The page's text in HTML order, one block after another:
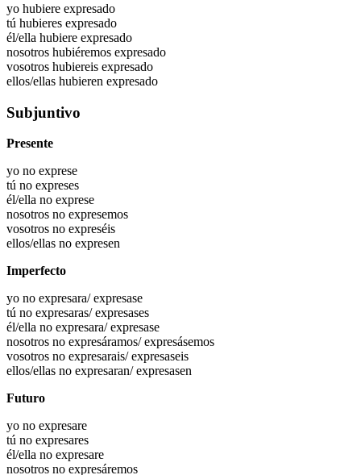
yo hubiere expresado
tú hubieres expresado
él/ella hubiere expresado
nosotros hubiéremos expresado
vosotros hubiereis expresado
ellos/ellas hubieren expresado
Subjuntivo
Presente
yo no exprese
tú no expreses
él/ella no exprese
nosotros no expresemos
vosotros no expreséis
ellos/ellas no expresen
Imperfecto
yo no expresara/ expresase
tú no expresaras/ expresases
él/ella no expresara/ expresase
nosotros no expresáramos/ expresásemos
vosotros no expresarais/ expresaseis
ellos/ellas no expresaran/ expresasen
Futuro
yo no expresare
tú no expresares
él/ella no expresare
nosotros no expresáremos